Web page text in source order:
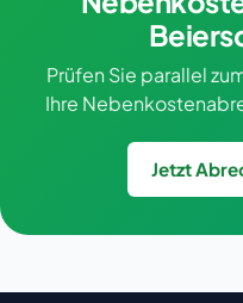
Prüfen Sie parallel
Ihre
Jetzt